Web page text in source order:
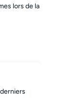
lors de la